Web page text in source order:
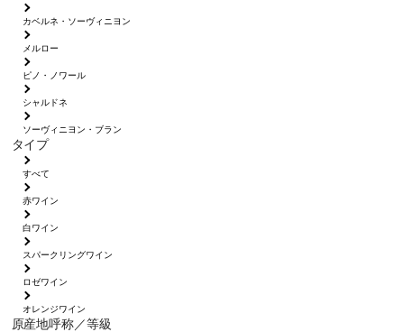
カベルネ・ソーヴィニヨン
メルロー
ピノ・ノワール
シャルドネ
ソーヴィニヨン・ブラン
タイプ
すべて
赤ワイン
白ワイン
スパークリングワイン
ロゼワイン
オレンジワイン
原産地呼称／等級